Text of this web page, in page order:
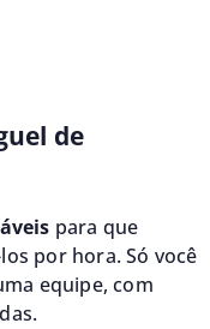
de
para que
por hora. Só você
equipe, com